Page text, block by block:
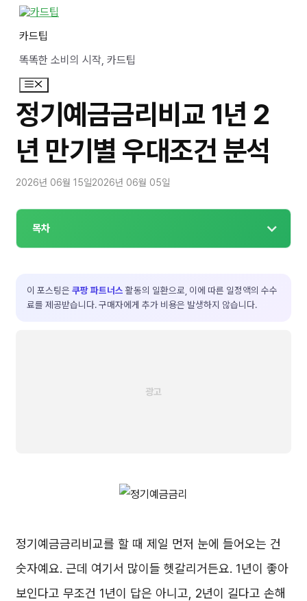
카드팁
똑똑한 소비의 시작, 카드팁
메
뉴
정기예금금리비교 1년 2
년 만기별 우대조건 분석
2026년 06월 15일2026년 06월 05일
목차
이 포스팅은 쿠팡 파트너스 활동의 일환으로, 이에 따른 일정액의 수수
료를 제공받습니다. 구매자에게 추가 비용은 발생하지 않습니다.
정기예금금리비교를 할 때 제일 먼저 눈에 들어오는 건
숫자예요. 근데 여기서 많이들 헷갈리거든요. 1년이 좋아
보인다고 무조건 1년이 답은 아니고, 2년이 길다고 손해